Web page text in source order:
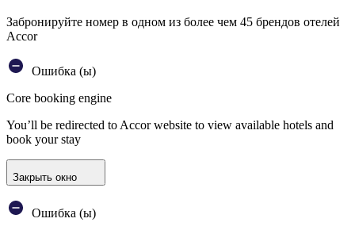
Забронируйте номер в одном из более чем 45 брендов отелей
Accor
Ошибка (ы)
Core booking engine
You’ll be redirected to Accor website to view available hotels and
book your stay
Закрыть окно
Ошибка (ы)